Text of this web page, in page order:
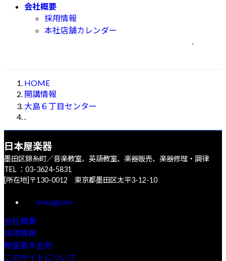
会社概要
採用情報
本社店舗カレンダー
.
HOME
開講情報
大島６丁目センター
日本屋楽器
墨田区錦糸町／音楽教室、英語教室、楽器販売、楽器修理・調律
TEL ：03-3624-5831
[所在地]〒130-0012 東京都墨田区太平3-12-10
Instagram
会社概要
採用情報
教室基本会則
このサイトについて